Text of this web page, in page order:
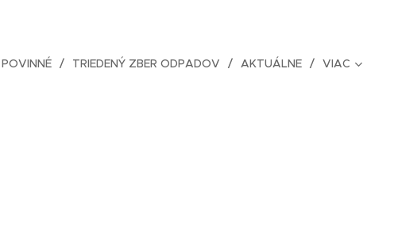
POVINNÉ TRIEDENÝ ZBER ODPADOV AKTUÁLNE VIAC